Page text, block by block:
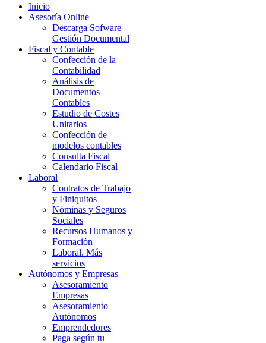
Inicio
Asesoría Online
Descarga Sofware
Gestión Documental
Fiscal y Contable
Confección de la
Contabilidad
Análisis de
Documentos
Contables
Estudio de Costes
Unitarios
Confección de
modelos contables
Consulta Fiscal
Calendario Fiscal
Laboral
Contratos de Trabajo
y Finiquitos
Nóminas y Seguros
Sociales
Recursos Humanos y
Formación
Laboral. Más
servicios
Autónomos y Empresas
Asesoramiento
Empresas
Asesoramiento
Autónomos
Emprendedores
Paga según tu